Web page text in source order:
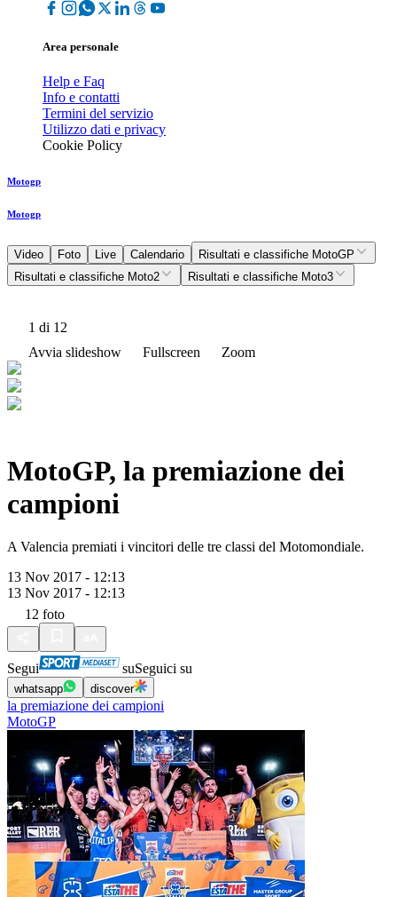
Area personale
Help e Faq
Info e contatti
Termini del servizio
Utilizzo dati e privacy
Cookie Policy
Motogp
Motogp
Video Foto Live Calendario
Risultati e classifiche MotoGP
Risultati e classifiche Moto2
Risultati e classifiche Moto3
1 di 12
Avvia slideshow
Fullscreen Zoom
MotoGP, la premiazione dei
campioni
A Valencia premiati i vincitori delle tre classi del Motomondiale.
13 Nov 2017 - 12:13
13 Nov 2017 - 12:13
12 foto
Segui suSeguici su
whatsapp discover
la premiazione dei campioni
MotoGP